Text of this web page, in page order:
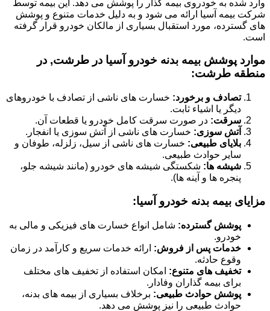
وارد شده به خودروی بیمه گذار را پوشش می دهد. این بیمه توسط
شرکت بیمه آسیا ارائه می شود و به دلیل خدمات متنوع و پوشش
های گسترده، مورد استقبال بسیاری از مالکان خودرو قرار گرفته
است.
موارد پوشش بیمه بدنه خودرو آسیا در طرشت, در
منطقه طرشت:
تصادف و برخورد: خسارت های ناشی از تصادف با خودروهای
دیگر یا اشیاء ثابت.
سرقت: در صورت سرقت کامل خودرو یا قطعات آن.
آتش سوزی: خسارت های ناشی از آتش سوزی یا انفجار.
بلایای طبیعی: خسارت های ناشی از سیل، زلزله، طوفان و
سایر حوادث طبیعی.
شیشه ها: شکستگی شیشه های خودرو (مانند شیشه جلو،
پنجره ها و آینه ها).
مزایای بیمه بدنه خودرو آسیا:
پوشش گسترده: شامل انواع خسارت های فیزیکی و مالی به
خودرو.
خدمات پس از فروش: ارائه خدمات سریع و کارآمد در زمان
وقوع حادثه.
تخفیف های متنوع: امکان استفاده از تخفیف های مختلف
برای بیمه گذاران وفادار.
پوشش حوادث طبیعی: برخلاف بسیاری از بیمه های بدنه،
حوادث طبیعی را نیز پوشش می دهد.